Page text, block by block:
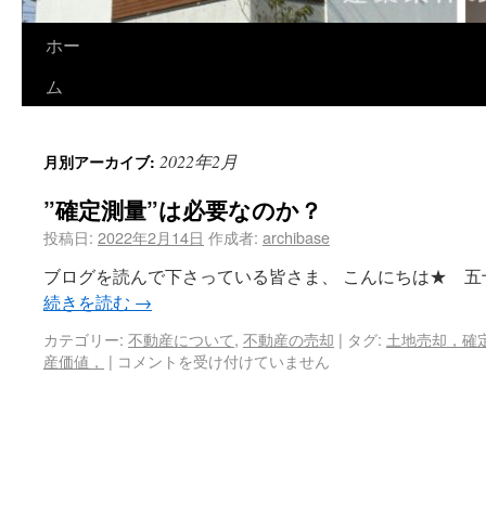
ホー
ム
月別アーカイブ: 2022年2月
”確定測量”は必要なのか？
投稿日: 2022年2月14日 作成者: archibase
ブログを読んで下さっている皆さま、 こんにちは★
続きを読む →
カテゴリー: 不動産について, 不動産の売却 | タグ: 土地売却，確
産価値， | コメントを受け付けていません